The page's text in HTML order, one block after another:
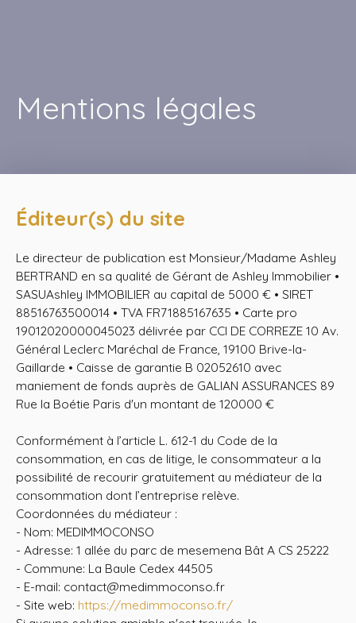
Mentions légales
Éditeur(s) du site
Le directeur de publication est Monsieur/Madame Ashley
BERTRAND en sa qualité de Gérant de Ashley Immobilier •
SASUAshley IMMOBILIER au capital de 5000 € • SIRET
88516763500014 • TVA FR71885167635 • Carte pro
19012020000045023 délivrée par CCI DE CORREZE 10 Av.
Général Leclerc Maréchal de France, 19100 Brive-la-
Gaillarde • Caisse de garantie B 02052610 avec
maniement de fonds auprès de GALIAN ASSURANCES 89
Rue la Boétie Paris d'un montant de 120000 €
Conformément à l’article L. 612-1 du Code de la
consommation, en cas de litige, le consommateur a la
possibilité de recourir gratuitement au médiateur de la
consommation dont l’entreprise relève.
Coordonnées du médiateur :
- Nom: MEDIMMOCONSO
- Adresse: 1 allée du parc de mesemena Bât A CS 25222
- Commune: La Baule Cedex 44505
- E-mail: contact@medimmoconso.fr
- Site web: https://medimmoconso.fr/